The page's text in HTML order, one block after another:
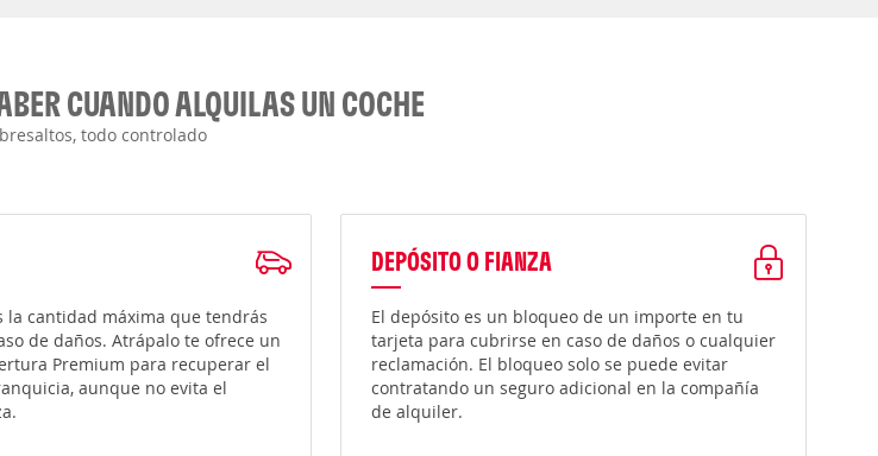
CUANDO ALQUILAS UN COCHE
todo controlado
la cantidad máxima que tendrás
de daños. Atrápalo te ofrece un
Premium para recuperar el
aunque no evita el
DEPÓSITO O FIANZA
El depósito es un bloqueo de un importe en tu
tarjeta para cubrirse en caso de daños o cualquier
reclamación. El bloqueo solo se puede evitar
contratando un seguro adicional en la compañía
de alquiler.